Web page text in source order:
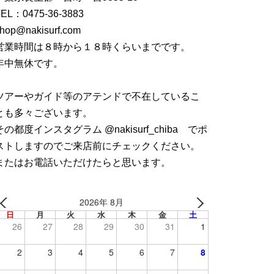
： 0475-36-3883
業時間は８時から１８時くらいまでです。
中無休です。
アーやガイド等のアテンドで不在しているこ
も多々ございます。
の都度インスタグラム @nakisurf_chiba でポ
トしますのでご来店前にチェックください。
たはお電話いただけたらと思います。
2026年 8月
日 月 火 水 木 金 土
26 27 28 29 30 31 1
2 3 4 5 6 7 8